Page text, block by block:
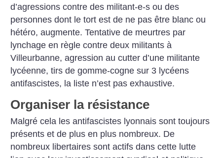
d’agressions contre des militant-e-s ou des
personnes dont le tort est de ne pas être blanc ou
hétéro, augmente. Tentative de meurtres par
lynchage en règle contre deux militants à
Villeurbanne, agression au cutter d’une militante
lycéenne, tirs de gomme-cogne sur 3 lycéens
antifascistes, la liste n’est pas exhaustive.
Organiser la résistance
Malgré cela les antifascistes lyonnais sont toujours
présents et de plus en plus nombreux. De
nombreux libertaires sont actifs dans cette lutte